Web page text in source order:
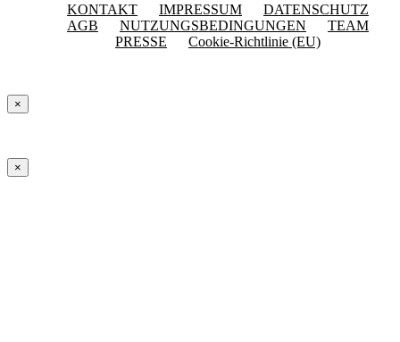
KONTAKT IMPRESSUM
DATENSCHUTZ
AGB
NUTZUNGSBEDINGUNGEN
TEAM
PRESSE
Cookie-Richtlinie (EU)
×
×